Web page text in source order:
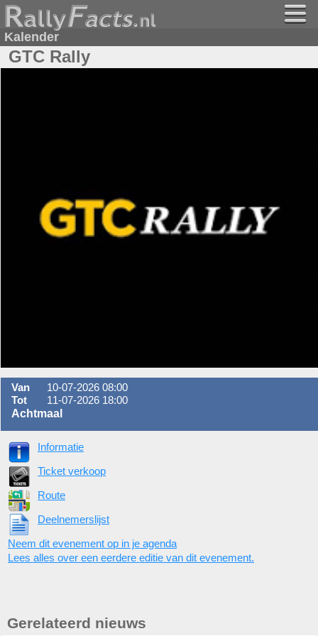
Kalender
GTC Rally
Van
10-07-2026 08:00
Tot
11-07-2026 18:00
Achtmaal
Informatie
Ticket verkoop
Route
Deelnemerslijst
Neem dit evenement op in je agenda
Lees alles over een eerdere editie van dit evenement.
Gerelateerd nieuws